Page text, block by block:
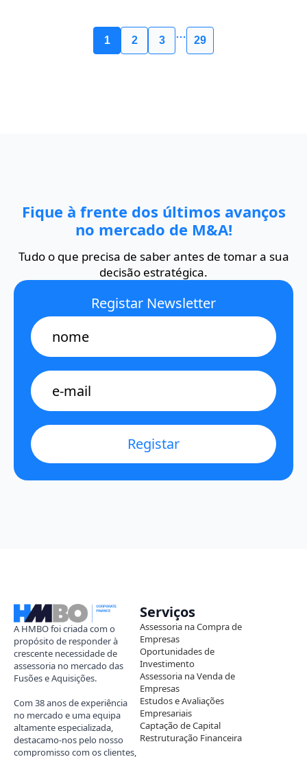
1 2 3
…
29
Fique à frente dos últimos avanços
no mercado de M&A!
Tudo o que precisa de saber antes de tomar a sua
decisão estratégica.
Registar Newsletter
Name
E-
mail
*
Registar
A HMBO foi criada com o
propósito de responder à
crescente necessidade de
assessoria no mercado das
Fusões e Aquisições.
Com 38 anos de experiência
no mercado e uma equipa
altamente especializada,
destacamo-nos pelo nosso
compromisso com os clientes,
Serviços
Assessoria na Compra de
Empresas
Oportunidades de
Investimento
Assessoria na Venda de
Empresas
Estudos e Avaliações
Empresariais
Captação de Capital
Restruturação Financeira